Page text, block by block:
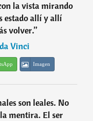
la vista mirando
estado allí y allí
volver.”
Vinci
Imagen
son leales. No
mentira. El ser